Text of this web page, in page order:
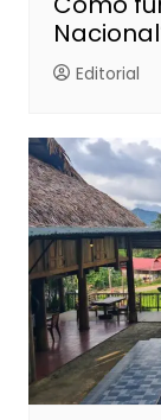
Editorial